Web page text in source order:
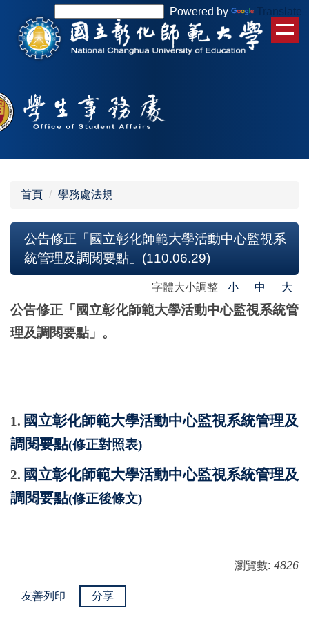
容
區
Powered by Translate
首頁 學務處法規
公告修正「國立彰化師範大學活動中心監視系
統管理及調閱要點」(110.06.29)
字體大小調整 小 中 大
公告修正「國立彰化師範大學活動中心監視系統管
理及調閱要點」。
1. 國立彰化師範大學活動中心監視系統管理及
調閱要點(修正對照表)
2. 國立彰化師範大學活動中心監視系統管理及
調閱要點(修正後條文)
瀏覽數: 4826
友善列印 分享